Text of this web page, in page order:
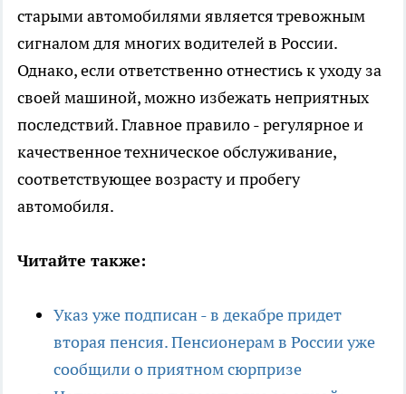
старыми автомобилями является тревожным
сигналом для многих водителей в России.
Однако, если ответственно отнестись к уходу за
своей машиной, можно избежать неприятных
последствий. Главное правило - регулярное и
качественное техническое обслуживание,
соответствующее возрасту и пробегу
автомобиля.
Читайте также:
Указ уже подписан - в декабре придет
вторая пенсия. Пенсионерам в России уже
сообщили о приятном сюрпризе